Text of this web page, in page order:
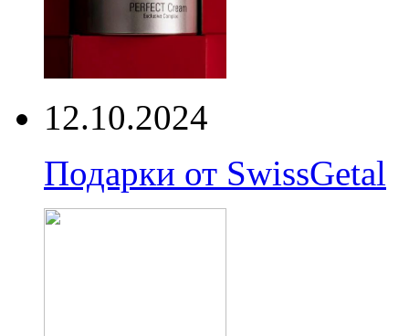
12.10.2024
Подарки от SwissGetal